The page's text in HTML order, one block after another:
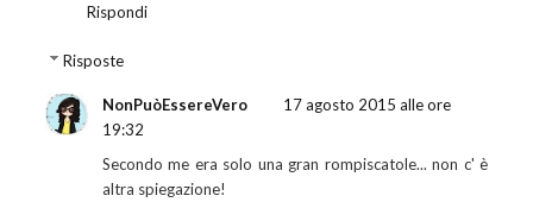
Rispondi
Risposte
NonPuòEssereVero
17 agosto 2015 alle ore
19:32
Secondo me era solo una gran rompiscatole... non c' è
altra spiegazione!